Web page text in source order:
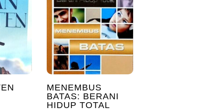
MENEMBUS
BATAS: BERANI
HIDUP TOTAL